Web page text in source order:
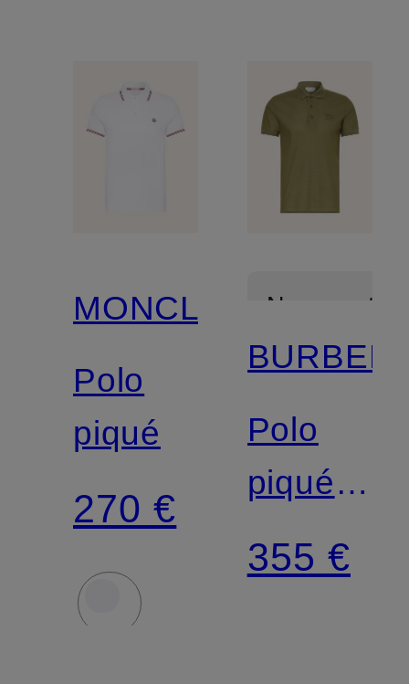
MONCLER
Polo
piqué
270 €
Nouveautés
Polo
piqué
EDDIE,
coupe
355 €